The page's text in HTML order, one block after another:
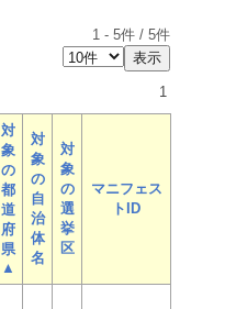
1 - 5件 / 5件
1
対
象
の
都
道
府
県
▲
対
象
の
自
治
体
名
対
象
の
選
挙
区
マニフェス
トID